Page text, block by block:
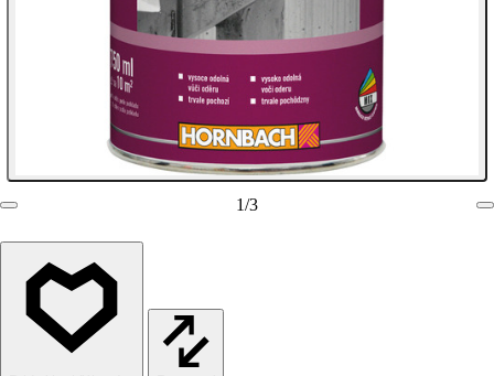
1/3